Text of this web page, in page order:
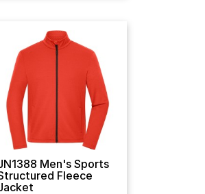
Men's Sports
Fleece